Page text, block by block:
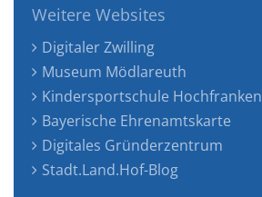
Weitere Websites
Digitaler Zwilling
Museum Mödlareuth
Kindersportschule Hochfranken
Bayerische Ehrenamtskarte
Digitales Gründerzentrum
Stadt.Land.Hof-Blog